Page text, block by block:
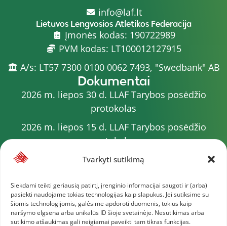
Tvarkyti sutikimą
Siekdami teikti geriausią patirtį, įrenginio informacijai saugoti ir (arba)
pasiekti naudojame tokias technologijas kaip slapukus. Jei sutiksime su
šiomis technologijomis, galėsime apdoroti duomenis, tokius kaip
naršymo elgsena arba unikalūs ID šioje svetainėje. Nesutikimas arba
sutikimo atšaukimas gali neigiamai paveikti tam tikras funkcijas.
info@laf.lt
Lietuvos Lengvosios Atletikos Federacija
Įmonės kodas: 190722989
PVM kodas: LT100012127915
A/s: LT57 7300 0100 0062 7493, "Swedbank" AB
Dokumentai
2026 m. liepos 30 d. LLAF Tarybos posėdžio
protokolas
2026 m. liepos 15 d. LLAF Tarybos posėdžio
protokolas
2026 m. liepos 20 d. LLAF VK posėdžio protokolas
2026 m. varžybų kalendorius
2026 m. liepos 4 d. LLAF Tarybos posėdžio